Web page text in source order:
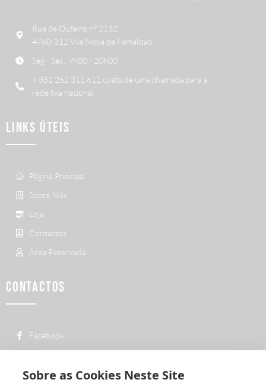
Sobre as Cookies Neste Site
Rua de Outeiro nº 2132
4760-312 Vila Nova de Famalicão
Seg - Sex : 9h00 - 20h00
+ 351 252 311 612 custo de uma chamada para a
rede fixa nacional
LINKS ÚTEIS
Página Principal
Sobré Nós
Loja
Contactos
Área Reservada
CONTACTOS
Facebook
nacional